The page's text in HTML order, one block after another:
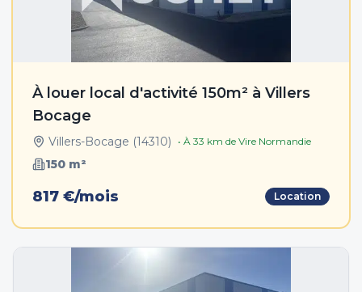
À louer local d'activité 150m² à Villers
Bocage
Villers-Bocage (14310) • À 33 km de Vire Normandie
150 m²
817 €/mois Location